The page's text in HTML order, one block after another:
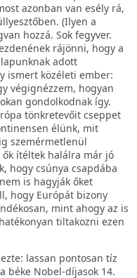
azonban van esély rá,
(Ilyen a
hozzá. Sok fegyver.
rájönni, hogy a
adott
ismert közéleti ember:
végignézzem, hogyan
gondolkodnak így.
tönkretevőit cseppet
élünk, mit
szemérmetlenül
ítéltek halálra már jó
hogy csúnya csapdába
is hagyják őket
hogy Európát bizony
mint ahogy az is
tiltakozni ezen
lassan pontosan tíz
béke Nobel-díjasok 14.